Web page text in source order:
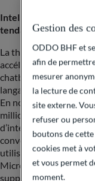
Intelligence
tendance structurelle
La thématique de
accélération depuis la
chatbot », ces
langage pour
En novembre 2022,
million d’utilisateurs
d’intelligence
conversationnel) qui
utilisateurs humains
Microsoft* annonce
supplémentaires dans
Gestion des
ODDO BHF et
afin de
mesurer
la lecture de
site externe.
refuser ou
boutons de
cookies met à
et vous permet
moment.